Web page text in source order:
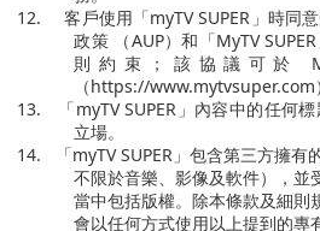
12.
客戶使用「myTV SUPER 」時同
政策 （AUP）和「MyTV SUPER
則約束；該協議可於
（https://www.mytvsuper.com
13.
「myTV SUPER 」內容中的任何
立場。
14.
「myTV SUPER 」包含第三方擁有
不限於音樂、影像及軟件），並
當中包括版權。除本條款及細則
會以任何方式使用以上提到的專